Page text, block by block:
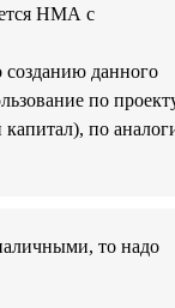
НМА с
данного
по
по
то надо